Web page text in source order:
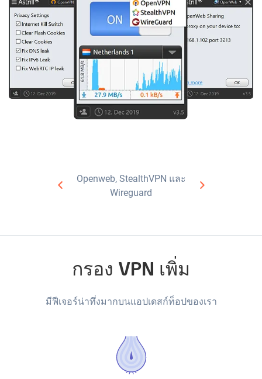
Openweb, StealthVPN และ
Wireguard
กรอง VPN เพิ่ม
มีฟีเจอร์น่าทึ่งมากบนแอปเดสก์ท็อปของเรา